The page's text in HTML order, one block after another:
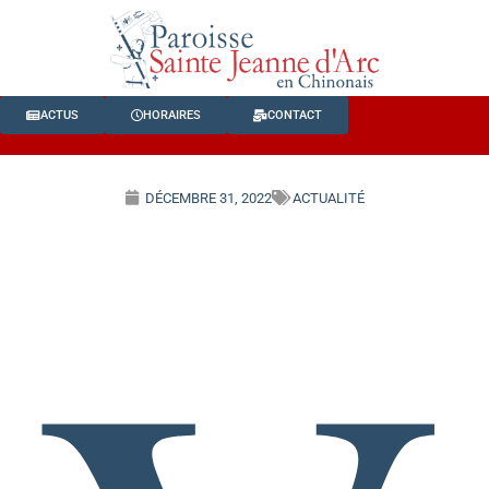
ACTUS HORAIRES CONTACT
DÉCEMBRE 31, 2022 ACTUALITÉ